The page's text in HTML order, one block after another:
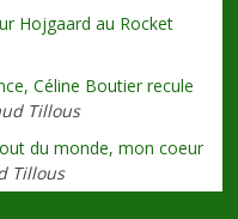
Hojgaard au Rocket
Céline Boutier recule
Tillous
du monde, mon coeur
Tillous